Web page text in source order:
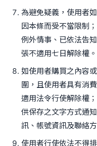
為避免疑義，使用者
因本條而受不當限制
例外情事、已依法告
張不適用七日解除權。
如使用者購買之內容
圍，且使用者具有消
適用法令行使解除權
供保存之文字方式通
訊、帳號資訊及聯絡方
使用者行使依法不得